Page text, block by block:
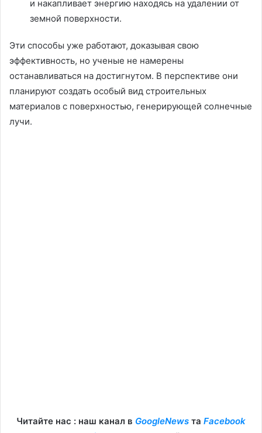
и накапливает энергию находясь на удалении от
земной поверхности.
Эти способы уже работают, доказывая свою
эффективность, но ученые не намерены
останавливаться на достигнутом. В перспективе они
планируют создать особый вид строительных
материалов с поверхностью, генерирующей солнечные
лучи.
Читайте нас : наш канал в GoogleNews та Facebook